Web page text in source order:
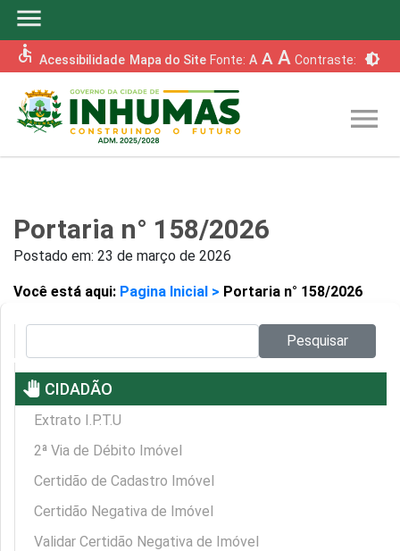
menu
accessible Acessibilidade Mapa do Site Fonte: A A A Contraste: brightness_6
menu
Portaria n° 158/2026
Postado em: 23 de março de 2026
Você está aqui: Pagina Inicial > Portaria n° 158/2026
Pesquisar
pan_tool CIDADÃO
Extrato I.P.T.U
2ª Via de Débito Imóvel
Certidão de Cadastro Imóvel
Certidão Negativa de Imóvel
Validar Certidão Negativa de Imóvel